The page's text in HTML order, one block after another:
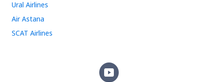
Ural Airlines
Air Astana
SCAT Airlines